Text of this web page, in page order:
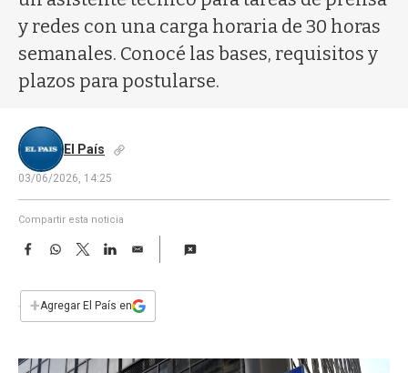
y redes con una carga horaria de 30 horas
semanales. Conocé las bases, requisitos y
plazos para postularse.
El País
03/06/2026, 14:25
Compartir esta noticia
F
e
b
W
s
T
w
t
L
E
i
l
+Agregar El País en